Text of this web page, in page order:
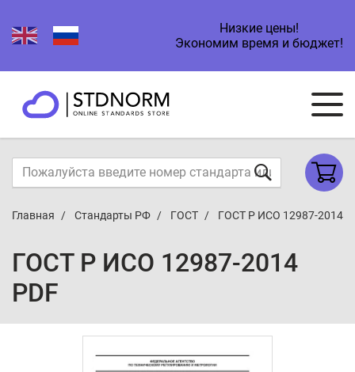
Низкие цены!
Экономим время и бюджет!
Главная Стандарты РФ ГОСТ ГОСТ Р ИСО 12987-2014
ГОСТ Р ИСО 12987-2014
PDF